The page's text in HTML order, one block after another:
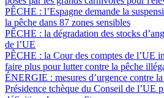
PÊCHE : l’Espagne demande la
la pêche dans 87 zones sensibles
PÊCHE : la dégradation des stocks
de l’UE
PÊCHE : la Cour des comptes de l’UE
faire plus pour lutter contre la pêche
ÉNERGIE : mesures d’urgence contre
Présidence tchèque du Conseil de l’UE